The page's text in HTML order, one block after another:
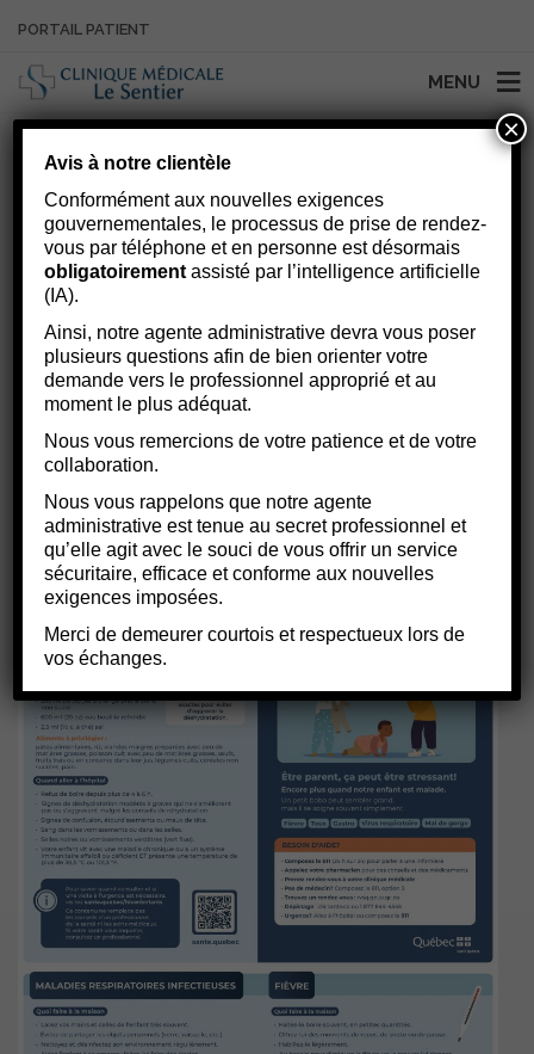
PORTAIL PATIENT
MENU
COMMENT PRENDRE
SOIN DE MON ENFANT À
LA MAISON
6 février 2026
Avis à notre clientèle
Conformément aux nouvelles exigences
gouvernementales, le processus de prise de rendez-
vous par téléphone et en personne est désormais
obligatoirement assisté par l’intelligence artificielle
(IA).
Ainsi, notre agente administrative devra vous poser
plusieurs questions afin de bien orienter votre
demande vers le professionnel approprié et au
moment le plus adéquat.
Nous vous remercions de votre patience et de votre
collaboration.
Nous vous rappelons que notre agente
administrative est tenue au secret professionnel et
qu’elle agit avec le souci de vous offrir un service
sécuritaire, efficace et conforme aux nouvelles
exigences imposées.
Merci de demeurer courtois et respectueux lors de
vos échanges.
×